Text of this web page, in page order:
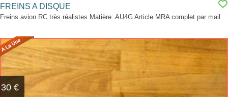
FREINS A DISQUE
Freins avion RC très réalistes Matière: AU4G Article MRA complet par mail
30 €